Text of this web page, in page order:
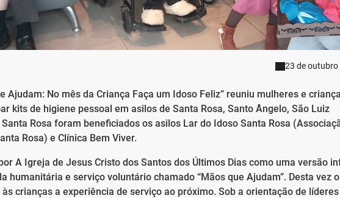
23 de outubro
Ajudam: No mês da Criança Faça um Idoso Feliz” reuniu mulheres e
kits de higiene pessoal em asilos de Santa Rosa, Santo Ângelo, São Luiz
Rosa foram beneficiados os asilos Lar do Idoso Santa Rosa
Rosa) e Clínica Bem Viver.
A Igreja de Jesus Cristo dos Santos dos Últimos Dias como uma versão
humanitária e serviço voluntário chamado “Mãos que Ajudam”. Desta vez o
crianças a experiência de serviço ao próximo. Sob a orientação de líderes